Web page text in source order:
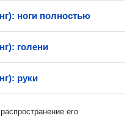
ноги полностью
голени
руки
его